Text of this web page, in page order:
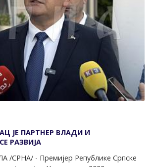
ЈЕ ПАРТНЕР ВЛАДИ И
РАЗВИЈА
/СРНА/ - Премијер Републике Српске